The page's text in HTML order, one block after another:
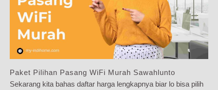
Paket Pilihan Pasang WiFi Murah Sawahlunto
Sekarang kita bahas daftar harga lengkapnya biar lo bisa pilih